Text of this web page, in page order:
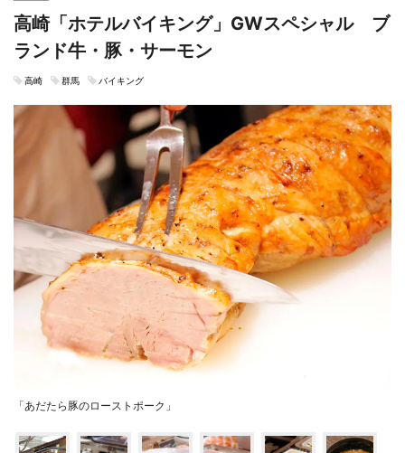
高崎「ホテルバイキング」GWスペシャル ブ
ランド牛・豚・サーモン
高崎 群馬 バイキング
「あだたら豚のローストポーク」